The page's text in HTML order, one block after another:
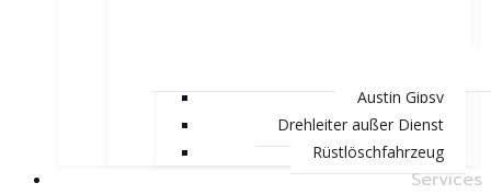
Austin Gipsy
Drehleiter außer Dienst
Rüstlöschfahrzeug
Services